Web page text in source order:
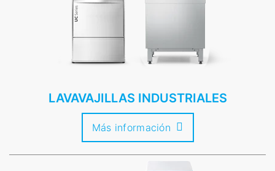
LAVAVAJILLAS INDUSTRIALES
Más información